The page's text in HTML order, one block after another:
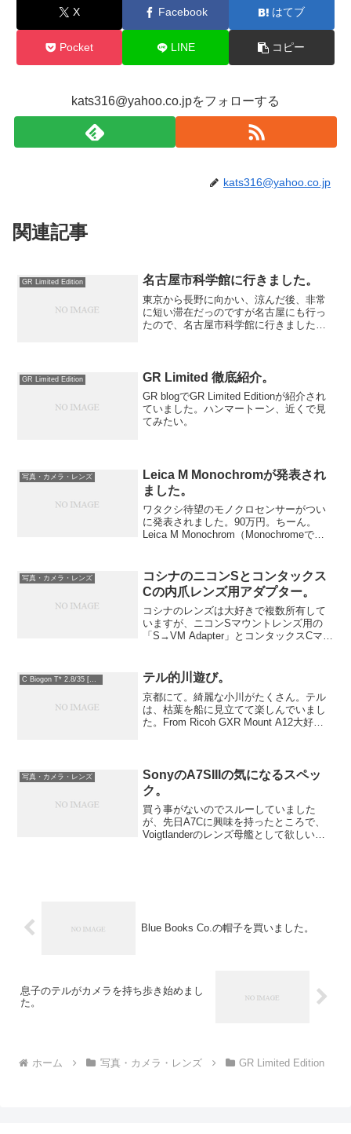
X Facebook はてブ
Pocket LINE コピー
kats316@yahoo.co.jpをフォローする
kats316@yahoo.co.jp
関連記事
GR Limited Edition 名古屋市科学館に行きました。
東京から長野に向かい、涼んだ後、非常
に短い滞在だっのですが名古屋にも行っ
たので、名古屋市科学館に行きました。
GR Limited Edition GR Limited 徹底紹介。
GR blogでGR Limited Editionが紹介され
ていました。ハンマートーン、近くで見
てみたい。
写真・カメラ・レンズ
Leica M Monochromが発表され
ました。
ワタクシ待望のモノクロセンサーがつい
に発表されました。90万円。ちーん。
Leica M Monochrom（Monochromeでは
というよりはセンサー...
写真・カメラ・レンズ
コシナのニコンSとコンタックス
Cの内爪レンズ用アダプター。
コシナのレンズは大好きで複数所有して
いますが、ニコンSマウントレンズ用の
「S→VM Adapter」とコンタックスCマウ
されました。ただし、コンタックスCマ
ウ...
C Biogon T* 2.8/35 [ZM] テル的川遊び。
京都にて。綺麗な小川がたくさん。テル
は、枯葉を船に見立てて楽しんでいまし
た。From Ricoh GXR Mount A12大好き
写真・カメラ・レンズ
SonyのA7SIIIの気になるスペッ
ク。
買う事がないのでスルーしていました
が、先日A7Cに興味を持ったところで、
Voigtlanderのレンズ母艦として欲しいと
Blue Books Co.の帽子を買いました。
息子のテルがカメラを持ち歩き始めまし
た。
ホーム 写真・カメラ・レンズ GR Limited Edition